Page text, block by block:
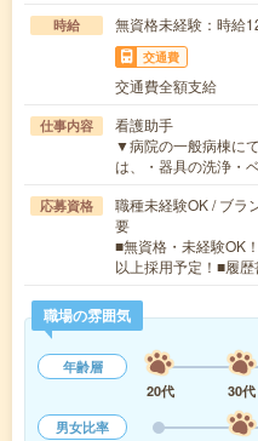
時給 無資格未経験：時
交通費
交通費全額支給
仕事内容
看護助手
▼病院の一般病棟に
は、・器具の洗浄・
応募資格
職種未経験OK / ブラ
要
■無資格・未経験OK
以上採用予定！■履
職場の雰囲気
年齢層
20代
30代
男女比率